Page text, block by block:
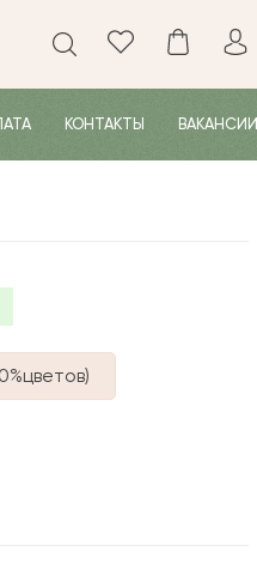
КОНТАКТЫ ВАКАНСИИ
цветов)